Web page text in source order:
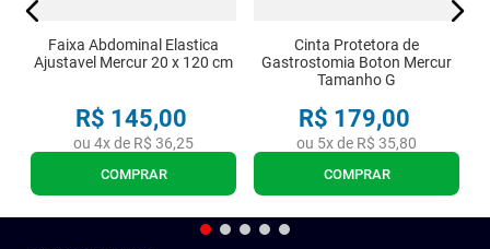
Faixa Abdominal Elastica
Ajustavel Mercur 20 x 120 cm
R$ 145,00
ou 4x de R$ 36,25
COMPRAR
Cinta Protetora de
Gastrostomia Boton Mercur
Tamanho G
R$ 179,00
ou 5x de R$ 35,80
COMPRAR